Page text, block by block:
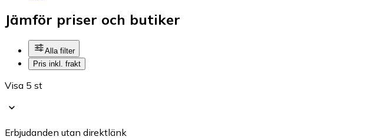
Jämför priser och butiker
Alla filter
Pris inkl. frakt
Visa 5 st
Erbjudanden utan direktlänk